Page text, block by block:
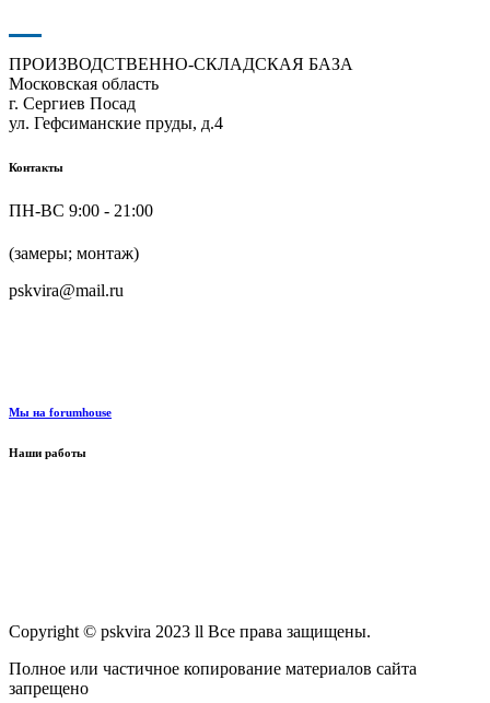
ПРОИЗВОДСТВЕННО-СКЛАДСКАЯ БАЗА
Московская область
г. Сергиев Посад
ул. Гефсиманские пруды, д.4
Контакты
ПН-ВС 9:00 - 21:00
(замеры; монтаж)
pskvira@mail.ru
Мы на forumhouse
Наши работы
Copyright © pskvira 2023 ll Все права защищены.
Полное или частичное копирование материалов сайта
запрещено